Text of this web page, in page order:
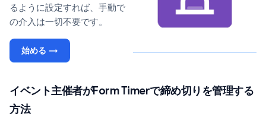
るように設定すれば、手動で
の介入は一切不要です。
始める →
イベント主催者がForm Timerで締め切りを管理する
方法